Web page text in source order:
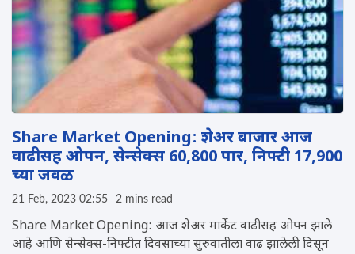
Share Market Opening: शेअर बाजार आज
वाढीसह ओपन, सेन्सेक्स 60,800 पार, निफ्टी 17,900
च्या जवळ
21 Feb, 2023 02:55 2 mins read
Share Market Opening: आज शेअर मार्केट वाढीसह ओपन झाले
आहे आणि सेन्सेक्स-निफ्टीत दिवसाच्या सुरुवातीला वाढ झालेली दिसून